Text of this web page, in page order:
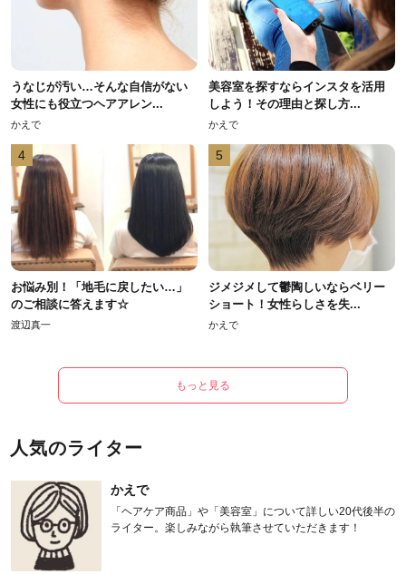
うなじが汚い…そんな自信がない
女性にも役立つヘアアレン...
かえで
美容室を探すならインスタを活用
しよう！その理由と探し方...
かえで
4
お悩み別！「地毛に戻したい…」
のご相談に答えます☆
渡辺真一
5
ジメジメして鬱陶しいならベリー
ショート！女性らしさを失...
かえで
もっと見る
人気のライター
かえで
「ヘアケア商品」や「美容室」について詳しい20代後半の
ライター。楽しみながら執筆させていただきます！